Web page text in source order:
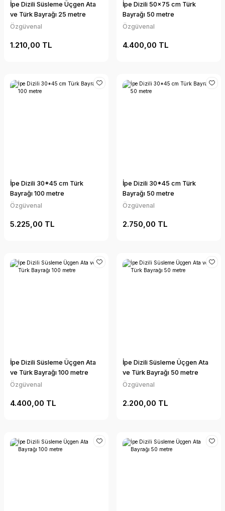
İpe Dizili Süsleme Üçgen Ata
ve Türk Bayrağı 25 metre
Özgüvenal
1.210,00 TL
İpe Dizili 50x75 cm Türk
Bayrağı 50 metre
Özgüvenal
4.400,00 TL
İpe Dizili 30*45 cm Türk
Bayrağı 100 metre
Özgüvenal
5.225,00 TL
İpe Dizili 30*45 cm Türk
Bayrağı 50 metre
Özgüvenal
2.750,00 TL
İpe Dizili Süsleme Üçgen Ata
ve Türk Bayrağı 100 metre
Özgüvenal
4.400,00 TL
İpe Dizili Süsleme Üçgen Ata
ve Türk Bayrağı 50 metre
Özgüvenal
2.200,00 TL